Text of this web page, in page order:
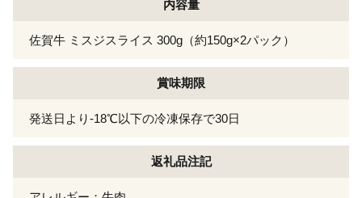
内容量
佐賀牛 ミスジスライス 300g（約150g×2パック）
賞味期限
発送日より-18℃以下の冷凍保存で30日
返礼品注記